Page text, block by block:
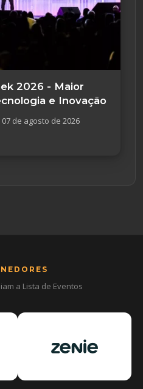
2026 - Maior
e Inovação
de agosto de 2026
a Lista de Eventos